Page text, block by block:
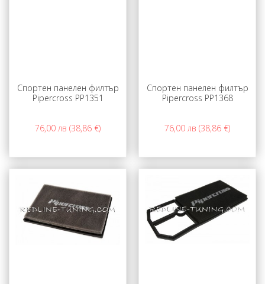
Спортен панелен филтър
Pipercross PP1351
76,00 лв (38,86 €)
Спортен панелен филтър
Pipercross PP1368
76,00 лв (38,86 €)